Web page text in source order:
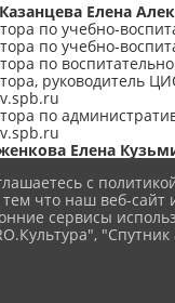
Казанцева Елена
по учебно-
по учебно-
по
руководитель
по
Елена
с
что наш веб-сайт
сервисы